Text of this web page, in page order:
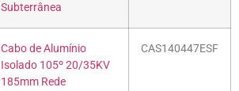
Subterrânea
Cabo de Alumínio
Isolado 105º 20/35KV
185mm Rede
CAS140447ESF